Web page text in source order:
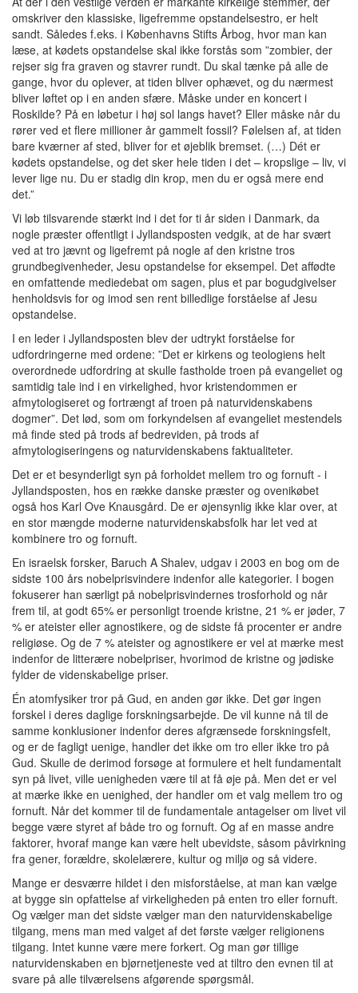
omskriver den klassiske, ligefremme opstandelsestro, er helt
sandt. Således f.eks. i Københavns Stifts Årbog, hvor man kan
læse, at kødets opstandelse skal ikke forstås som ”zombier, der
rejser sig fra graven og stavrer rundt. Du skal tænke på alle de
gange, hvor du oplever, at tiden bliver ophævet, og du nærmest
bliver løftet op i en anden sfære. Måske under en koncert i
Roskilde? På en løbetur i høj sol langs havet? Eller måske når du
rører ved et flere millioner år gammelt fossil? Følelsen af, at tiden
bare kværner af sted, bliver for et øjeblik bremset. (…) Dét er
kødets opstandelse, og det sker hele tiden i det – kropslige – liv, vi
lever lige nu. Du er stadig din krop, men du er også mere end
det.”
Vi løb tilsvarende stærkt ind i det for ti år siden i Danmark, da
nogle præster offentligt i Jyllandsposten vedgik, at de har svært
ved at tro jævnt og ligefremt på nogle af den kristne tros
grundbegivenheder, Jesu opstandelse for eksempel. Det affødte
en omfattende mediedebat om sagen, plus et par bogudgivelser
henholdsvis for og imod sen rent billedlige forståelse af Jesu
opstandelse.
I en leder i Jyllandsposten blev der udtrykt forståelse for
udfordringerne med ordene: ”Det er kirkens og teologiens helt
overordnede udfordring at skulle fastholde troen på evangeliet og
samtidig tale ind i en virkelighed, hvor kristendommen er
afmytologiseret og fortrængt af troen på naturvidenskabens
dogmer”. Det lød, som om forkyndelsen af evangeliet mestendels
må finde sted på trods af bedreviden, på trods af
afmytologiseringens og naturvidenskabens faktualiteter.
Det er et besynderligt syn på forholdet mellem tro og fornuft - i
Jyllandsposten, hos en række danske præster og ovenikøbet
også hos Karl Ove Knausgård. De er øjensynlig ikke klar over, at
en stor mængde moderne naturvidenskabsfolk har let ved at
kombinere tro og fornuft.
En israelsk forsker, Baruch A Shalev, udgav i 2003 en bog om de
sidste 100 års nobelprisvindere indenfor alle kategorier. I bogen
fokuserer han særligt på nobelprisvindernes trosforhold og når
frem til, at godt 65% er personligt troende kristne, 21 % er jøder, 7
% er ateister eller agnostikere, og de sidste få procenter er andre
religiøse. Og de 7 % ateister og agnostikere er vel at mærke mest
indenfor de litterære nobelpriser, hvorimod de kristne og jødiske
fylder de videnskabelige priser.
Én atomfysiker tror på Gud, en anden gør ikke. Det gør ingen
forskel i deres daglige forskningsarbejde. De vil kunne nå til de
samme konklusioner indenfor deres afgrænsede forskningsfelt,
og er de fagligt uenige, handler det ikke om tro eller ikke tro på
Gud. Skulle de derimod forsøge at formulere et helt fundamentalt
syn på livet, ville uenigheden være til at få øje på. Men det er vel
at mærke ikke en uenighed, der handler om et valg mellem tro og
fornuft. Når det kommer til de fundamentale antagelser om livet vil
begge være styret af både tro og fornuft. Og af en masse andre
faktorer, hvoraf mange kan være helt ubevidste, såsom påvirkning
fra gener, forældre, skolelærere, kultur og miljø og så videre.
Mange er desværre hildet i den misforståelse, at man kan vælge
at bygge sin opfattelse af virkeligheden på enten tro eller fornuft.
Og vælger man det sidste vælger man den naturvidenskabelige
tilgang, mens man med valget af det første vælger religionens
tilgang. Intet kunne være mere forkert. Og man gør tillige
naturvidenskaben en bjørnetjeneste ved at tiltro den evnen til at
svare på alle tilværelsens afgørende spørgsmål.